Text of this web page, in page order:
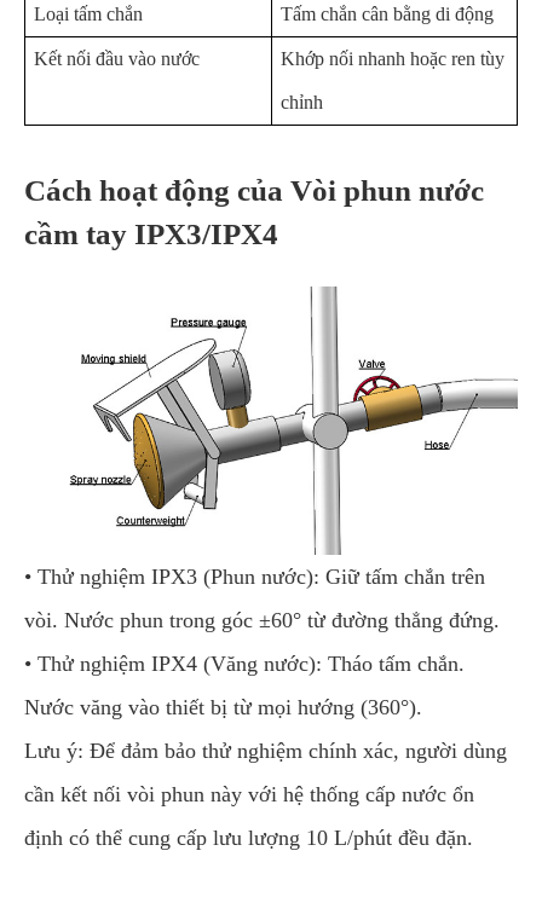
Loại tấm chắn Tấm chắn cân bằng di động
Kết nối đầu vào nước Khớp nối nhanh hoặc ren tùy
chỉnh
Cách hoạt động của Vòi phun nước
cầm tay IPX3/IPX4
• Thử nghiệm IPX3 (Phun nước): Giữ tấm chắn trên
vòi. Nước phun trong góc ±60° từ đường thẳng đứng.
• Thử nghiệm IPX4 (Văng nước): Tháo tấm chắn.
Nước văng vào thiết bị từ mọi hướng (360°).
Lưu ý: Để đảm bảo thử nghiệm chính xác, người dùng
cần kết nối vòi phun này với hệ thống cấp nước ổn
định có thể cung cấp lưu lượng 10 L/phút đều đặn.